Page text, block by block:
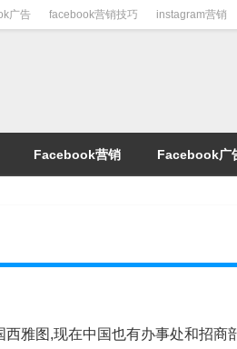
广告 facebook营销技巧 instagram营销
Facebook营销 Facebook广
雅图,现在中国也有办事处和招商